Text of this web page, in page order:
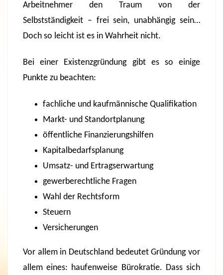
Arbeitnehmer den Traum von der
Selbstständigkeit – frei sein, unabhängig sein…
Doch so leicht ist es in Wahrheit nicht.
Bei einer Existenzgründung gibt es so einige
Punkte zu beachten:
fachliche und kaufmännische Qualifikation
Markt- und Standortplanung
öffentliche Finanzierungshilfen
Kapitalbedarfsplanung
Umsatz- und Ertragserwartung
gewerberechtliche Fragen
Wahl der Rechtsform
Steuern
Versicherungen
Vor allem in Deutschland bedeutet Gründung vor
allem eines: haufenweise Bürokratie. Dass sich